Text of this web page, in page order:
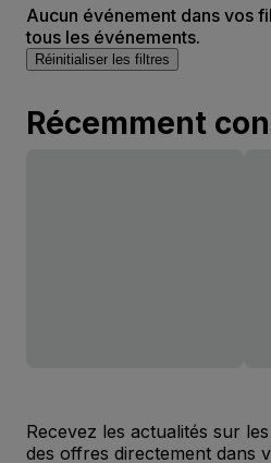
Aucun événement dans vos
tous les événements.
Réinitialiser les filtres
Récemment
Recevez les actualités sur
des offres directement dans